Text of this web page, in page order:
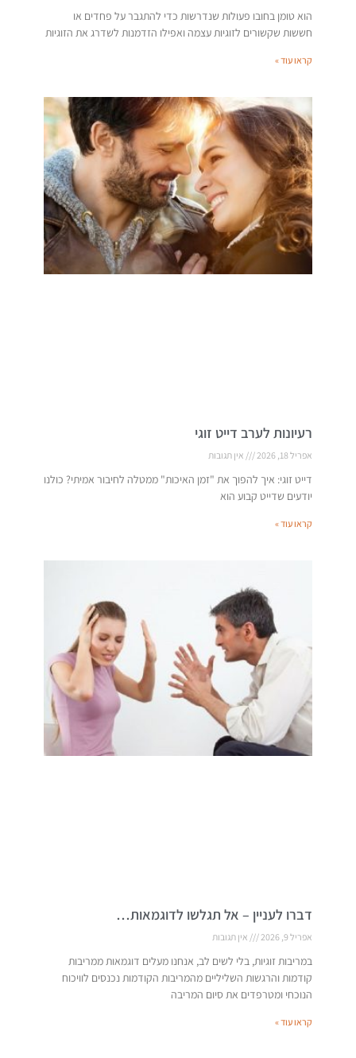
הוא טומן בחובו פעולות שנדרשות כדי להתגבר על פחדים או
חששות שקשורים לזוגיות עצמה ואפילו הזדמנות לשדרג את הזוגיות
קראו עוד »
רעיונות לערב דייט זוגי
אפריל 18, 2026 אין תגובות
דייט זוגי: איך להפוך את "זמן האיכות" ממטלה לחיבור אמיתי? כולנו
יודעים שדייט קבוע הוא
קראו עוד »
דברו לעניין – אל תגלשו לדוגמאות…
אפריל 9, 2026 אין תגובות
במריבות זוגיות, בלי לשים לב, אנחנו מעלים דוגמאות ממריבות
קודמות והרגשות השליליים מהמריבות הקודמות נכנסים לוויכוח
הנוכחי ומטרפדים את סיום המריבה
קראו עוד »